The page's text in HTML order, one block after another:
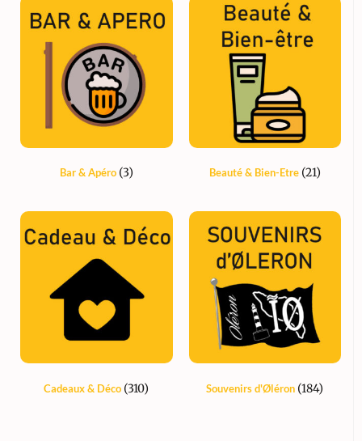
Bar & Apéro (3) Beauté & Bien-Etre (21)
Cadeaux & Déco (310) Souvenirs d'Øléron (184)